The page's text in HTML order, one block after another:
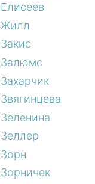
Елисеев
Жилл
Закис
Залюмс
Захарчик
Звягинцева
Зеленина
Зеллер
Зорн
Зорничек